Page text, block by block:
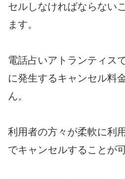
セルしなければならない
ます。
電話占いアトランティス
に発生するキャンセル料
ん。
利用者の方々が柔軟に利
でキャンセルすることが